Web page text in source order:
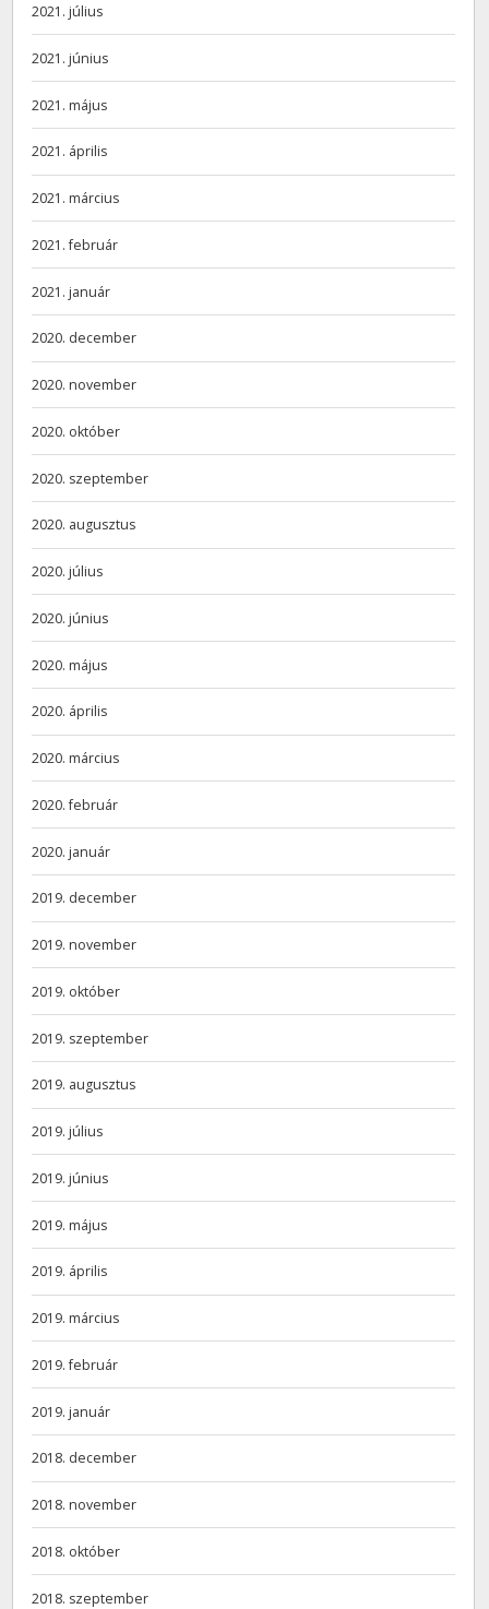
2021. július
2021. június
2021. május
2021. április
2021. március
2021. február
2021. január
2020. december
2020. november
2020. október
2020. szeptember
2020. augusztus
2020. július
2020. június
2020. május
2020. április
2020. március
2020. február
2020. január
2019. december
2019. november
2019. október
2019. szeptember
2019. augusztus
2019. július
2019. június
2019. május
2019. április
2019. március
2019. február
2019. január
2018. december
2018. november
2018. október
2018. szeptember